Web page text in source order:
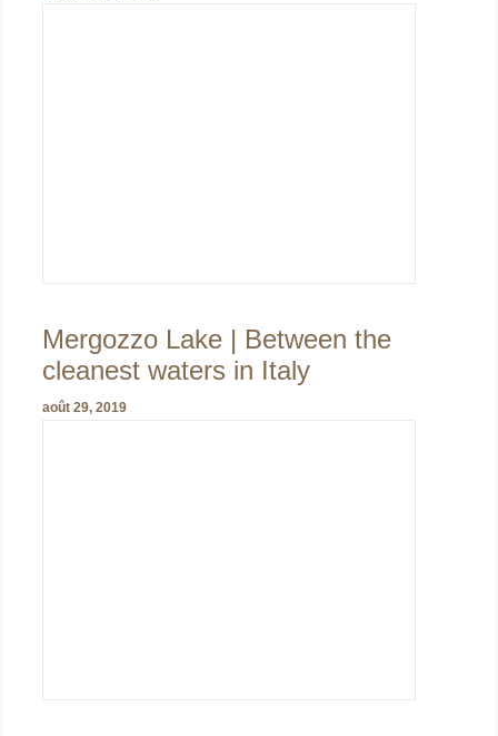
Mergozzo Lake | Between the
cleanest waters in Italy
août 29, 2019